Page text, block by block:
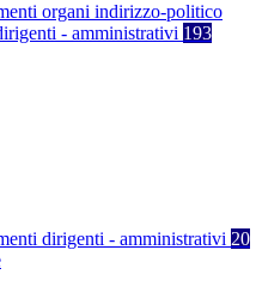
organi indirizzo-politico
- amministrativi 193
dirigenti - amministrativi 20